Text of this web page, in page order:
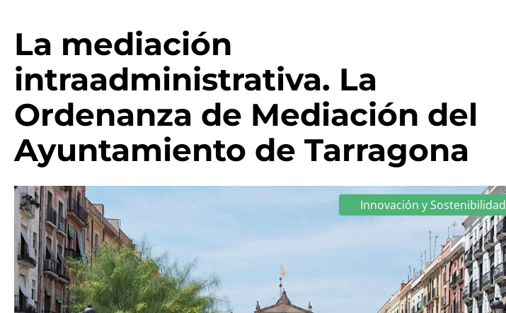
La mediación
intraadministrativa. La
Ordenanza de Mediación del
Ayuntamiento de Tarragona
Innovación y Sostenibilidad